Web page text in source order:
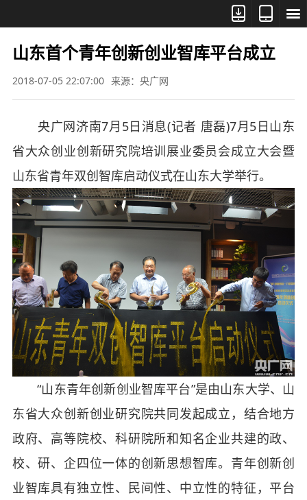



山东首个青年创新创业智库平台成立
2018-07-05 22:07:00 来源：央广网
央广网济南7月5日消息(记者 唐磊)7月5日山东
省大众创业创新研究院培训展业委员会成立大会暨
山东省青年双创智库启动仪式在山东大学举行。
“山东青年创新创业智库平台”是由山东大学、山
东省大众创新创业研究院共同发起成立，结合地方
政府、高等院校、科研院所和知名企业共建的政、
校、研、企四位一体的创新思想智库。青年创新创
业智库具有独立性、民间性、中立性的特征，平台